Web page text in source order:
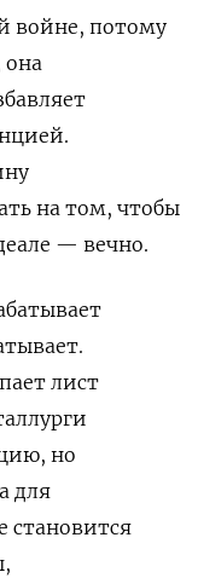
войне, потому
она
на том, чтобы
— вечно.
лист
но
для
становится